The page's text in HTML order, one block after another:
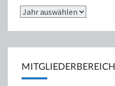
MITGLIEDERBEREICH